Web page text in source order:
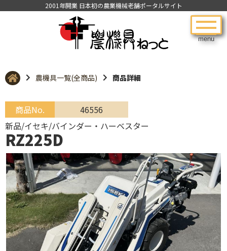
menu
2001年開業 日本初の農業機械老舗ポータルサイト
農機具一覧(全商品) 商品詳細
商品No.
46556
新品/イセキ/バインダー・ハーベスター
RZ225D